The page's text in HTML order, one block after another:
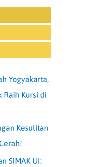
Yogyakarta,
Raih Kursi di
Kesulitan
SIMAK UI: